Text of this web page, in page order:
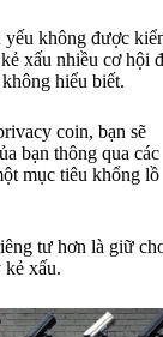
yếu không được
xấu nhiều cơ hội
hiểu biết.
coin, bạn sẽ
bạn thông qua các
mục tiêu khổng lồ
tư hơn là giữ
kẻ xấu.